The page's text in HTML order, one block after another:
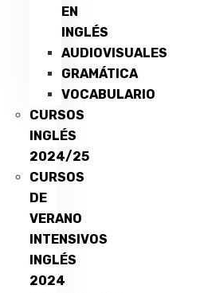
EN
INGLÉS
AUDIOVISUALES
GRAMÁTICA
VOCABULARIO
CURSOS
INGLÉS
2024/25
CURSOS
DE
VERANO
INTENSIVOS
INGLÉS
2024